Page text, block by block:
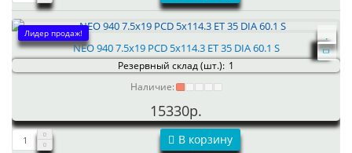
Лидер продаж!
NEO 940 7.5x19 PCD 5x114.3 ET 35 DIA 60.1 S
Резервный склад (шт.): 1
Наличие:
15330р.
В корзину